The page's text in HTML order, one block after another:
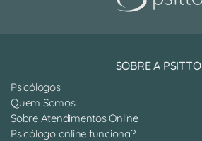
SOBRE A PSITTO
Psicólogos
Quem Somos
Sobre Atendimentos Online
Psicólogo online funciona?